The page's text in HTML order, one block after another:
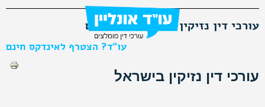
עורכי דין נזיקין מובילים ומומלצים
עו"ד? הצטרף לאינדקס חינם
עורכי דין נזיקין בישראל